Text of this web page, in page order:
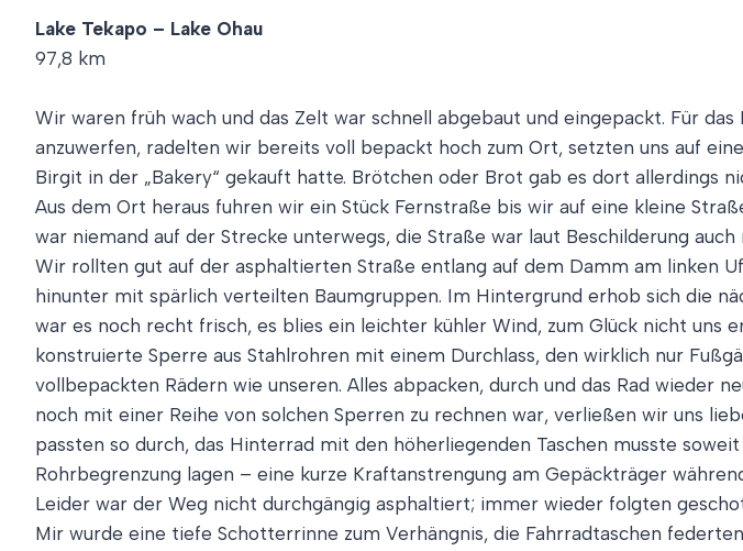
Lake Tekapo – Lake Ohau
97,8 km
Wir waren früh wach und das Zelt war schnell abgebaut und eingepackt. Für
anzuwerfen, radelten wir bereits voll bepackt hoch zum Ort, setzten uns auf
Birgit in der „Bakery“ gekauft hatte. Brötchen oder Brot gab es dort allerdings
Aus dem Ort heraus fuhren wir ein Stück Fernstraße bis wir auf eine kleine
war niemand auf der Strecke unterwegs, die Straße war laut Beschilderung
Wir rollten gut auf der asphaltierten Straße entlang auf dem Damm am linken
hinunter mit spärlich verteilten Baumgruppen. Im Hintergrund erhob sich die
war es noch recht frisch, es blies ein leichter kühler Wind, zum Glück nicht uns
konstruierte Sperre aus Stahlrohren mit einem Durchlass, den wirklich nur
vollbepackten Rädern wie unseren. Alles abpacken, durch und das Rad wieder
noch mit einer Reihe von solchen Sperren zu rechnen war, verließen wir uns
passten so durch, das Hinterrad mit den höherliegenden Taschen musste
Rohrbegrenzung lagen – eine kurze Kraftanstrengung am Gepäckträger
Leider war der Weg nicht durchgängig asphaltiert; immer wieder folgten
Mir wurde eine tiefe Schotterrinne zum Verhängnis, die Fahrradtaschen